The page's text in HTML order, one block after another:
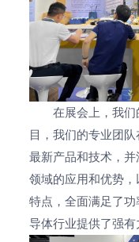
在展会上，我们
目，我们的专业团
最新产品和技术，
领域的应用和优势
特点，全面满足了
导体行业提供了强有